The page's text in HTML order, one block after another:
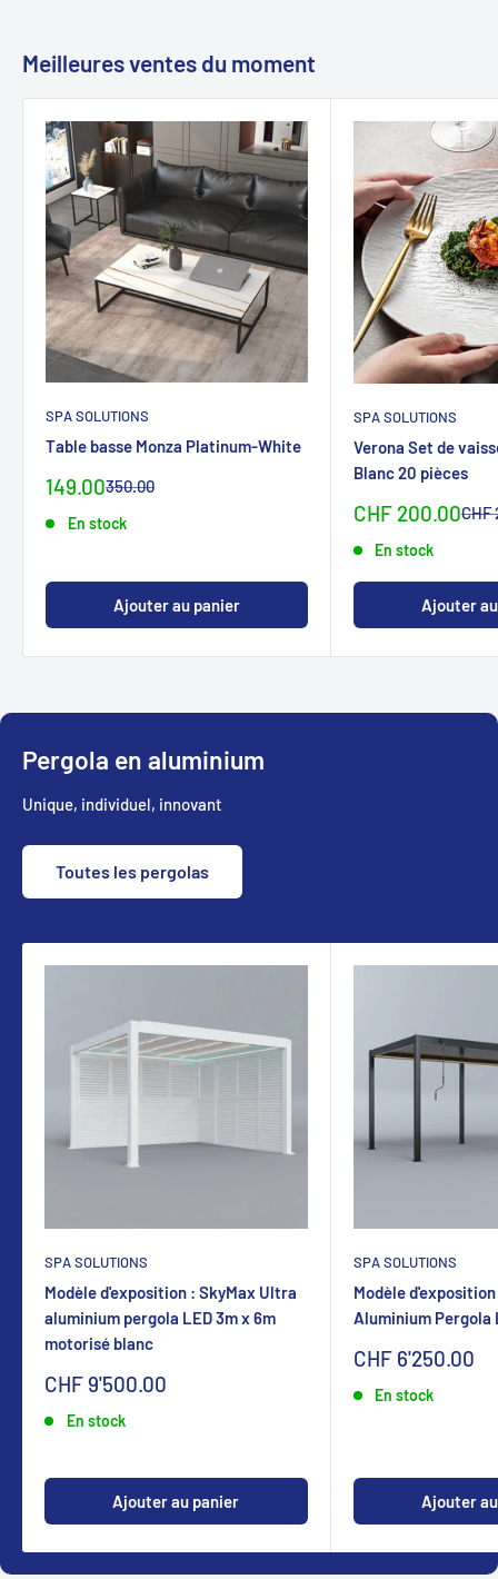
Meilleures ventes du moment
SPA SOLUTIONS
Table basse Monza Platinum-White
Prix
149.00Prix
350.00
En stock
Ajouter au panier
SPA SOLUTIONS
Verona Set de
Blanc 20 pièces
Sonderpreis
CHF 200.00CHF
En stock
Ajouter
Pergola en aluminium
Unique, individuel, innovant
Toutes les pergolas
SPA SOLUTIONS
Modèle d'exposition : SkyMax Ultra
aluminium pergola LED 3m x 6m
motorisé blanc
Sonderpreis
CHF 9'500.00
En stock
Ajouter au panier
SPA SOLUTIONS
Modèle
Aluminium Pergola
Sonderpreis
CHF 6'250.00
En stock
Ajouter